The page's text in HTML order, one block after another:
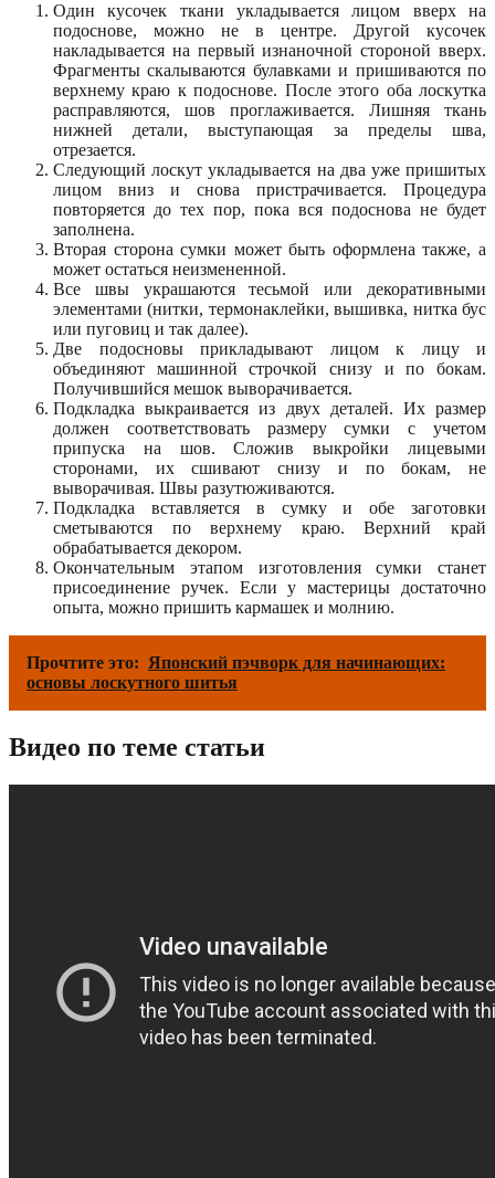
Один кусочек ткани укладывается лицом вверх на
подоснове, можно не в центре. Другой кусочек
накладывается на первый изнаночной стороной вверх.
Фрагменты скалываются булавками и пришиваются по
верхнему краю к подоснове. После этого оба лоскутка
расправляются, шов проглаживается. Лишняя ткань
нижней детали, выступающая за пределы шва,
отрезается.
Следующий лоскут укладывается на два уже пришитых
лицом вниз и снова пристрачивается. Процедура
повторяется до тех пор, пока вся подоснова не будет
заполнена.
Вторая сторона сумки может быть оформлена также, а
может остаться неизмененной.
Все швы украшаются тесьмой или декоративными
элементами (нитки, термонаклейки, вышивка, нитка бус
или пуговиц и так далее).
Две подосновы прикладывают лицом к лицу и
объединяют машинной строчкой снизу и по бокам.
Получившийся мешок выворачивается.
Подкладка выкраивается из двух деталей. Их размер
должен соответствовать размеру сумки с учетом
припуска на шов. Сложив выкройки лицевыми
сторонами, их сшивают снизу и по бокам, не
выворачивая. Швы разутюживаются.
Подкладка вставляется в сумку и обе заготовки
сметываются по верхнему краю. Верхний край
обрабатывается декором.
Окончательным этапом изготовления сумки станет
присоединение ручек. Если у мастерицы достаточно
опыта, можно пришить кармашек и молнию.
Прочтите это: Японский пэчворк для начинающих:
основы лоскутного шитья
Видео по теме статьи